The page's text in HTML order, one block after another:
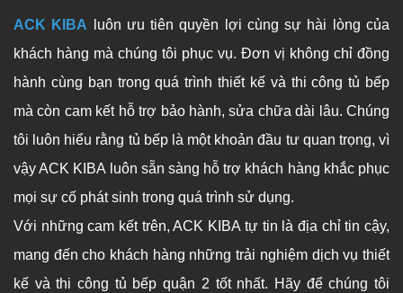
ACK KIBA luôn ưu tiên quyền lợi cùng sự hài lòng của
khách hàng mà chúng tôi phục vụ. Đơn vị không chỉ đồng
hành cùng bạn trong quá trình thiết kế và thi công tủ bếp
mà còn cam kết hỗ trợ bảo hành, sửa chữa dài lâu. Chúng
tôi luôn hiểu rằng tủ bếp là một khoản đầu tư quan trọng, vì
vậy ACK KIBA luôn sẵn sàng hỗ trợ khách hàng khắc phục
mọi sự cố phát sinh trong quá trình sử dụng.
Với những cam kết trên, ACK KIBA tự tin là địa chỉ tin cậy,
mang đến cho khách hàng những trải nghiệm dịch vụ thiết
kế và thi công tủ bếp quận 2 tốt nhất. Hãy để chúng tôi